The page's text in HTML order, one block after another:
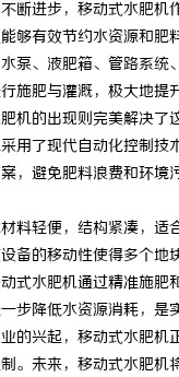
断进步，移动式水肥
够有效节约水资源和肥
泵、液肥箱、管路系
施肥与灌溉，极大地
机的出现则完美解决了
用了现代自动化控制
，避免肥料浪费和环
料轻便，结构紧凑，
备的移动性使得多个地
式水肥机通过精准施肥
步降低水资源消耗，是
的兴起，移动式水肥
。未来，移动式水肥